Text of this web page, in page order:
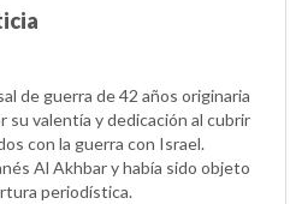
de guerra de 42 años originaria
su valentía y dedicación al cubrir
con la guerra con Israel.
Al Akhbar y había sido objeto
periodística.